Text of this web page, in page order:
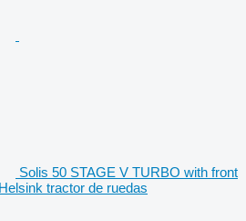
Solis 50 STAGE V TURBO with front
tractor de ruedas